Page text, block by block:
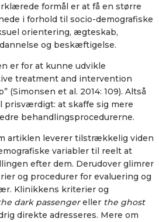
formål er at få en større
i forhold til socio-demografiske
orientering, ægteskab,
og beskæftigelse.
er for at kunne udvikle
treatment and intervention
(Simonsen et al. 2014: 109). Altså
at skaffe sig mere
behandlingsprocedurerne.
artiklen leverer tilstrækkelig viden
variabler til reelt at
efter dem. Derudover glimrer
og procedurer for evaluering og
Klinikkens kriterier og
dark passengereller the ghost
direkte adresseres. Mere om